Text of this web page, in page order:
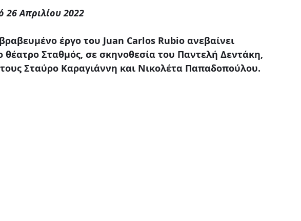
26 Απριλίου 2022
έργο του Juan Carlos Rubio ανεβαίνει
θέατρο Σταθμός, σε σκηνοθεσία του Παντελή Δεντάκη,
Σταύρο Καραγιάννη και Νικολέτα Παπαδοπούλου.